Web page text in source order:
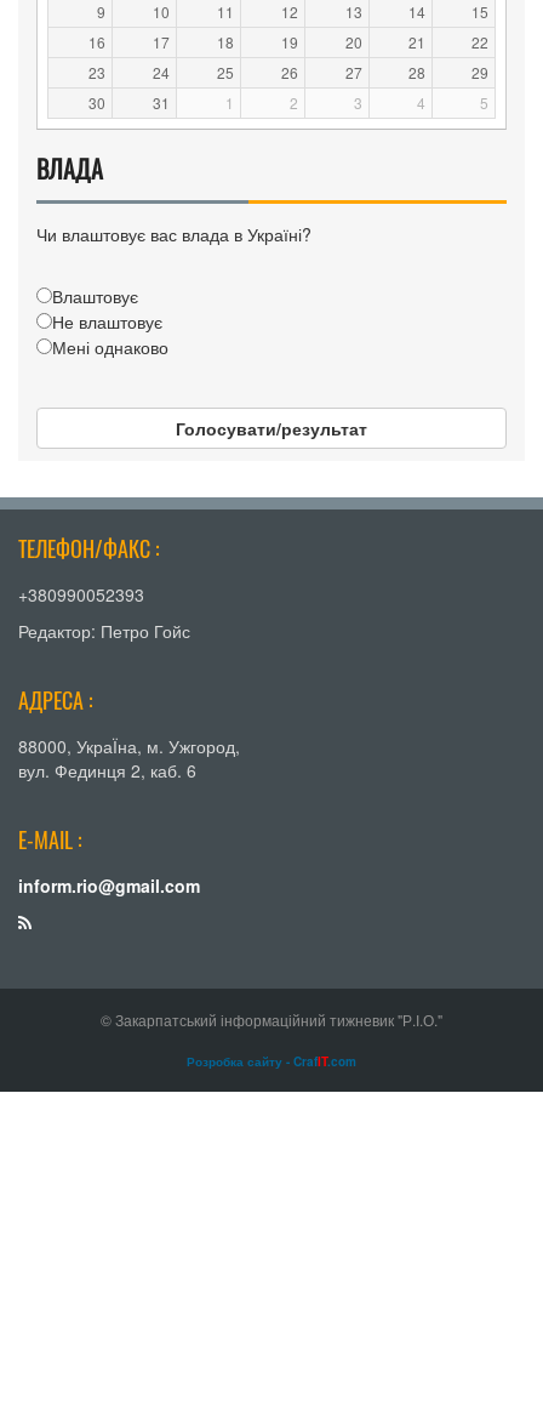
9
10 11 12 13 14
15
16
17 18 19 20 21
22
23
24 25 26 27 28
29
30
31 1 2 3 4 5
ВЛАДА
Чи влаштовує вас влада в Україні?
Влаштовує
Не влаштовує
Мені однаково
Голосувати/результат
ТЕЛЕФОН/ФАКС :
+380990052393
Редактор: Петро Гойс
АДРЕСА :
88000, УкраЇна, м. Ужгород,
вул. Фединця 2, каб. 6
E-MAIL :
inform.rio@gmail.com
© Закарпатський інформаційний тижневик "Р.І.О."
Розробка сайту - CrafIT.com